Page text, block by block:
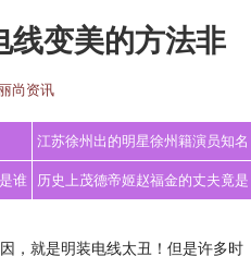
线变美的方法非
尚资讯
江苏徐州出的明星徐州籍演员知名
度前十名李
谁 历史上茂德帝姬赵福金的丈夫竟是
，就是明装电线太丑！但是许多时